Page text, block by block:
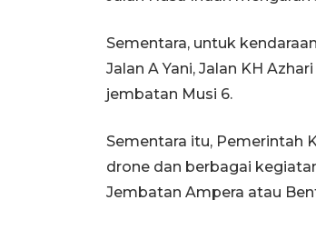
Sementara, untuk
Jalan A Yani, Jalan KH
jembatan Musi 6.
Sementara itu, Pemerintah
drone dan berbagai
Jembatan Ampera atau